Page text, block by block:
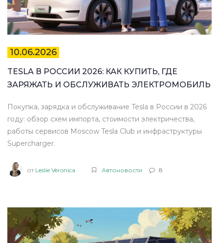
10.06.2026
TESLA В РОССИИ 2026: КАК КУПИТЬ, ГДЕ
ЗАРЯЖАТЬ И ОБСЛУЖИВАТЬ ЭЛЕКТРОМОБИЛЬ
Покупка, зарядка и обслуживание Tesla в России в 2026
году: обзор схем импорта, стоимости электричества,
работы сервисов Moscow Tesla Club и инфраструктуры
Supercharger.
от Leslie Veronica Автоновости 8